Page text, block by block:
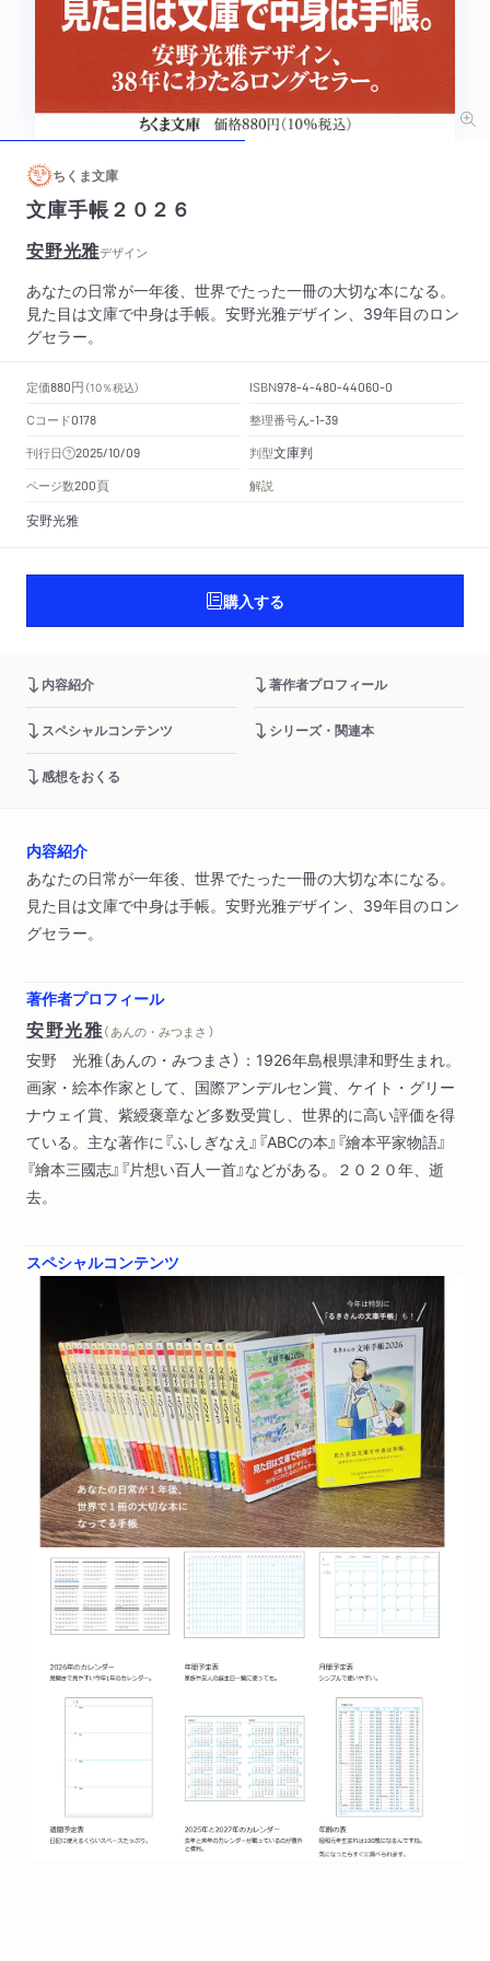
ちくま文庫
文庫手帳２０２６
安野光雅デザイン
あなたの日常が一年後、世界でたった一冊の大切な本になる。
見た目は文庫で中身は手帳。安野光雅デザイン、39年目のロン
グセラー。
定価880円 （10％税込） ISBN978-4-480-44060-0
Cコード0178 整理番号ん-1-39
刊行日 2025/10/09 判型文庫判
ページ数200頁 解説
安野光雅
購入する
内容紹介 著作者プロフィール
スペシャルコンテンツ シリーズ・関連本
感想をおくる
内容紹介
あなたの日常が一年後、世界でたった一冊の大切な本になる。
見た目は文庫で中身は手帳。安野光雅デザイン、39年目のロン
グセラー。
著作者プロフィール
安野光雅（ あんの・みつまさ ）
安野 光雅（あんの・みつまさ）：1926年島根県津和野生まれ。
画家・絵本作家として、国際アンデルセン賞、ケイト・グリー
ナウェイ賞、紫綬褒章など多数受賞し、世界的に高い評価を得
ている。主な著作に『ふしぎなえ』『ABCの本』『繪本平家物語』
『繪本三國志』『片想い百人一首』などがある。２０２０年、逝
去。
スペシャルコンテンツ